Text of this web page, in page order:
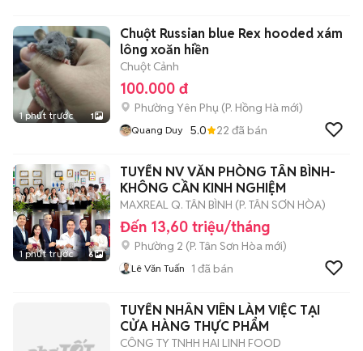
1 phút trước 1
Chuột Russian blue Rex hooded xám
lông xoăn hiền
Chuột Cảnh
100.000 đ
Phường Yên Phụ (P. Hồng Hà mới)
Quang Duy 5.0 22 đã bán
1 phút trước 6
TUYỂN NV VĂN PHÒNG TÂN BÌNH-
KHÔNG CẦN KINH NGHIỆM
MAXREAL Q. TÂN BÌNH (P. TÂN SƠN HÒA)
Đến 13,60 triệu/tháng
Phường 2 (P. Tân Sơn Hòa mới)
Lê Văn Tuấn 1 đã bán
TUYỂN NHÂN VIÊN LÀM VIỆC TẠI
CỬA HÀNG THỰC PHẨM
CÔNG TY TNHH HAI LINH FOOD